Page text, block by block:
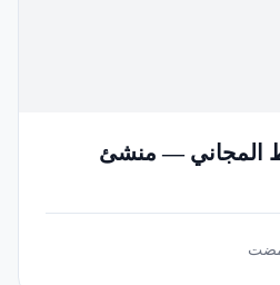
المجاني — منشئ